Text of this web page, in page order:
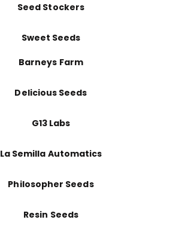
Seed Stockers
Sweet Seeds
Barneys Farm
Delicious Seeds
G13 Labs
La Semilla Automatics
Philosopher Seeds
Resin Seeds